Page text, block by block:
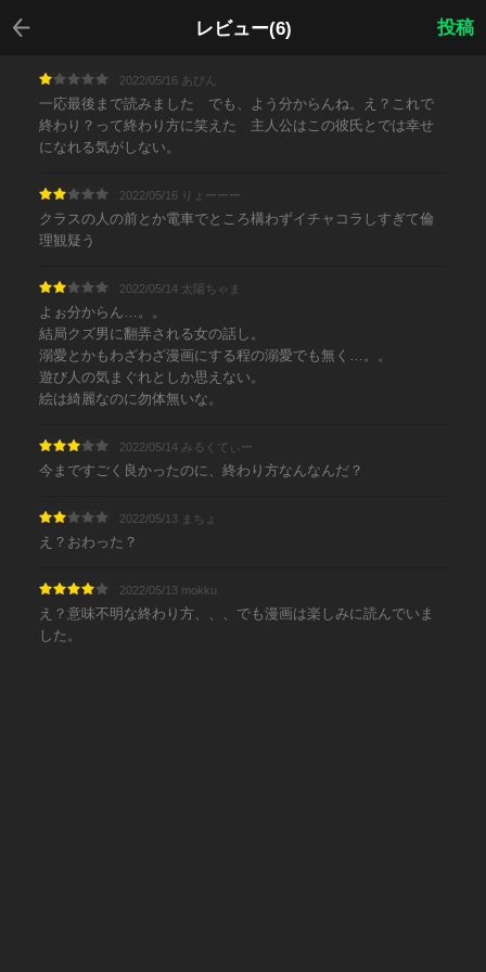
レビュー(6)
戻る
投稿
2022/05/16 あぴん
一応最後まで読みました でも、よう分からんね。え？これで
終わり？って終わり方に笑えた 主人公はこの彼氏とでは幸せ
になれる気がしない。
2022/05/16 りょーーー
クラスの人の前とか電車でところ構わずイチャコラしすぎて倫
理観疑う
2022/05/14 太陽ちゃま
よぉ分からん…。。
結局クズ男に翻弄される女の話し。
溺愛とかもわざわざ漫画にする程の溺愛でも無く…。。
遊び人の気まぐれとしか思えない。
絵は綺麗なのに勿体無いな。
2022/05/14 みるくてぃー
今まですごく良かったのに、終わり方なんなんだ？
2022/05/13 まちょ
え？おわった？
2022/05/13 mokku
え？意味不明な終わり方、、、でも漫画は楽しみに読んでいま
した。